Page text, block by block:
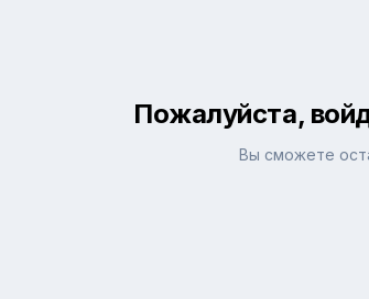
Пожалуйста,
Вы сможете